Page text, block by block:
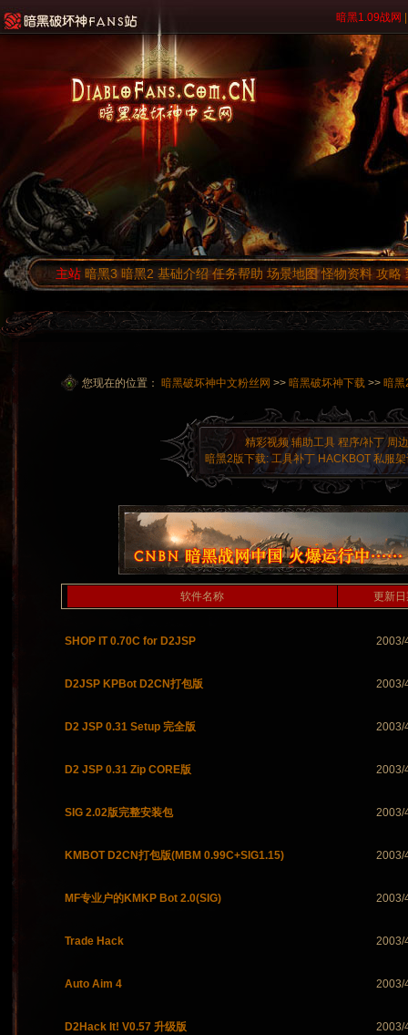
暗黑1.09战网
主站 暗黑3 暗黑2 基础介绍 任务帮助 场景地图 怪物资料 攻略
您现在的位置： 暗黑破坏神中文粉丝网 >> 暗黑破坏神下载 >> 暗黑
精彩视频 辅助工具 程序/补丁 周
暗黑2版下载: 工具补丁 HACKBOT 私服
软件名称 更新
SHOP IT 0.70C for D2JSP 2003/
D2JSP KPBot D2CN打包版 2003/
D2 JSP 0.31 Setup 完全版 2003/
D2 JSP 0.31 Zip CORE版 2003/
SIG 2.02版完整安装包 2003/
KMBOT D2CN打包版(MBM 0.99C+SIG1.15) 2003/
MF专业户的KMKP Bot 2.0(SIG) 2003/
Trade Hack 2003/
Auto Aim 4 2003/
D2Hack It! V0.57 升级版 2003/